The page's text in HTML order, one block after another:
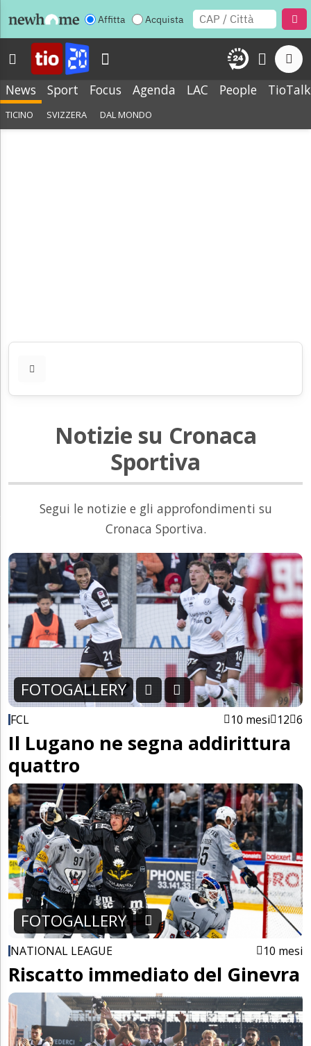
Affitta Acquista
News Sport Focus Agenda LAC People TioTalk
TICINO SVIZZERA DAL MONDO
Notizie su Cronaca
Sportiva
Segui le notizie e gli approfondimenti su
Cronaca Sportiva.
FOTOGALLERY
FCL 10 mesi 12 6
Il Lugano ne segna addirittura
quattro
FOTOGALLERY
NATIONAL LEAGUE 10 mesi
Riscatto immediato del Ginevra